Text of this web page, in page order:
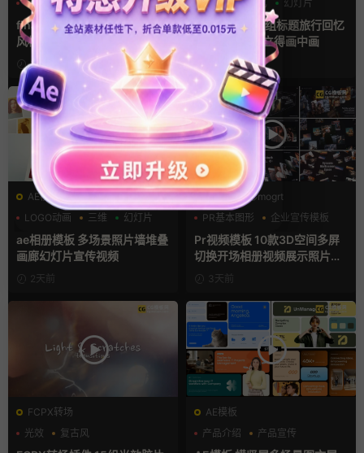
噪点 复古风 快剪模板
finalcutpro插件 9组胶片电影
风格快剪转场FCPX插件
2小时前
作品集 回忆 幻灯片
AE相册模板 6组标题旅行回忆
照片作品集拍立得画中画
3小时前
AE模板
LOGO动画
三维 幻灯片
ae相册模板 多场景照片墙堆叠
画廊幻灯片宣传视频
2天前
PR基本图形mogrt
PR基本图形
企业宣传模板
幻灯片
Pr视频模板 10款3D空间多屏
切换开场相册视频展示照片墙
pr模板
3天前
FCPX转场
光效
复古风
支持Intel+M芯片
AE模板
产品介绍
产品宣传
产品展示